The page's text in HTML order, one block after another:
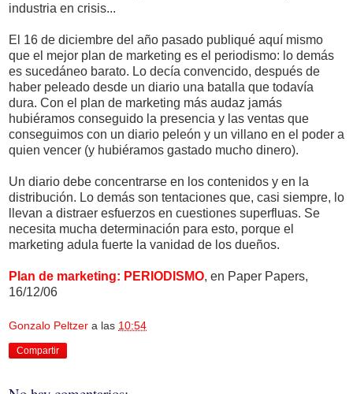
industria en crisis...
El 16 de diciembre del año pasado publiqué aquí mismo
que el mejor plan de marketing es el periodismo: lo demás
es sucedáneo barato. Lo decía convencido, después de
haber peleado desde un diario una batalla que todavía
dura. Con el plan de marketing más audaz jamás
hubiéramos conseguido la presencia y las ventas que
conseguimos con un diario peleón y un villano en el poder a
quien vencer (y hubiéramos gastado mucho dinero).
Un diario debe concentrarse en los contenidos y en la
distribución. Lo demás son tentaciones que, casi siempre, lo
llevan a distraer esfuerzos en cuestiones superfluas. Se
necesita mucha determinación para esto, porque el
marketing adula fuerte la vanidad de los dueños.
Plan de marketing: PERIODISMO, en Paper Papers,
16/12/06
Gonzalo Peltzer a las 10:54
Compartir